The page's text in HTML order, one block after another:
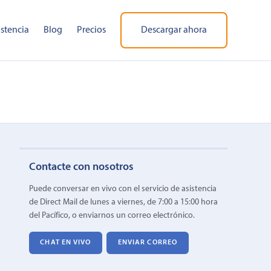
Blog Precios Descargar ahora
Contacte con nosotros
Puede conversar en vivo con el servicio de asistencia
de Direct Mail de lunes a viernes, de 7:00 a 15:00 hora
del Pacífico, o enviarnos un correo electrónico.
CHAT EN VIVO ENVIAR CORREO